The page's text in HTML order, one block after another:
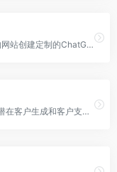
Arsturn: 使用Arsturn，在1分钟内为您的网站创建定制的ChatGPT，提高用户参与度。
Accordian: 可靠的AI聊天机器人，用于潜在客户生成和客户支持。